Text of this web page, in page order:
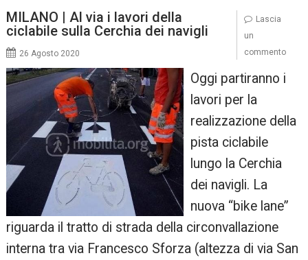
MILANO | Al via i lavori della
ciclabile sulla Cerchia dei navigli
26 Agosto 2020
Oggi partiranno i
lavori per la
realizzazione della
pista ciclabile
lungo la Cerchia
dei navigli. La
nuova “bike lane”
riguarda il tratto di strada della circonvallazione
interna tra via Francesco Sforza (altezza di via San
Lascia
un
commento